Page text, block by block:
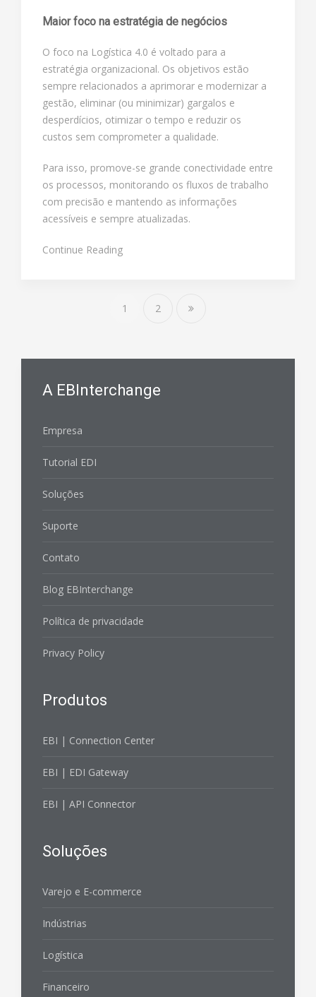
Maior foco na estratégia de negócios
O foco na Logística 4.0 é voltado para a
estratégia organizacional. Os objetivos estão
sempre relacionados a aprimorar e modernizar a
gestão, eliminar (ou minimizar) gargalos e
desperdícios, otimizar o tempo e reduzir os
custos sem comprometer a qualidade.
Para isso, promove-se grande conectividade entre
os processos, monitorando os fluxos de trabalho
com precisão e mantendo as informações
acessíveis e sempre atualizadas.
Continue Reading
1 2
A EBInterchange
Empresa
Tutorial EDI
Soluções
Suporte
Contato
Blog EBInterchange
Política de privacidade
Privacy Policy
Produtos
EBI | Connection Center
EBI | EDI Gateway
EBI | API Connector
Soluções
Varejo e E-commerce
Indústrias
Logística
Financeiro